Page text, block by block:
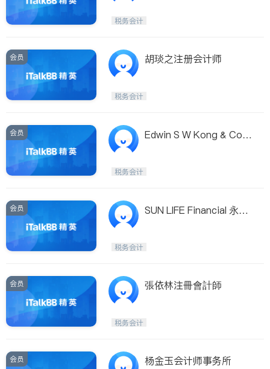
税务会计
会员 胡琰之注册会计师
税务会计
会员
Edwin S W Kong & Com
税务会计
会员
SUN LIFE Financial 永明
税务会计
会员 張依林注冊會計師
税务会计
会员 杨金玉会计师事务所